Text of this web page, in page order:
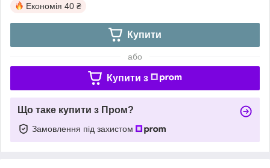
Економія 40 ₴
Купити
або
Купити з
Що таке купити з Пром?
Замовлення під захистом